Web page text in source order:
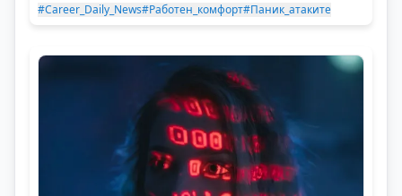
#Career_Daily_News#Работен_комфорт#Паник_атаките